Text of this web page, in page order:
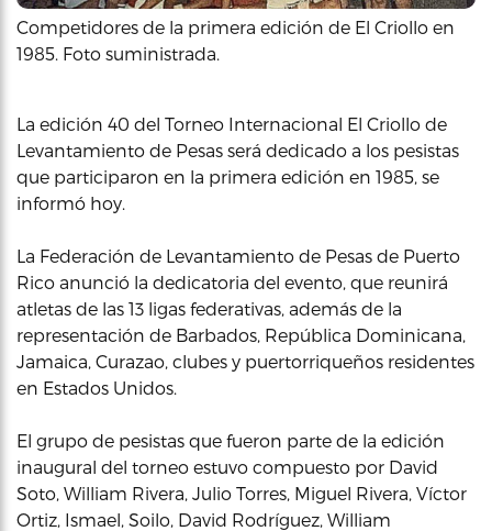
Competidores de la primera edición de El Criollo en
1985. Foto suministrada.
La edición 40 del Torneo Internacional El Criollo de
Levantamiento de Pesas será dedicado a los pesistas
que participaron en la primera edición en 1985, se
informó hoy.
La Federación de Levantamiento de Pesas de Puerto
Rico anunció la dedicatoria del evento, que reunirá
atletas de las 13 ligas federativas, además de la
representación de Barbados, República Dominicana,
Jamaica, Curazao, clubes y puertorriqueños residentes
en Estados Unidos.
El grupo de pesistas que fueron parte de la edición
inaugural del torneo estuvo compuesto por David
Soto, William Rivera, Julio Torres, Miguel Rivera, Víctor
Ortiz, Ismael, Soilo, David Rodríguez, William